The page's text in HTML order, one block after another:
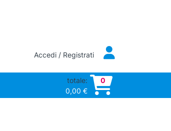
Accedi / Registrati
totale:
0,00 €
0